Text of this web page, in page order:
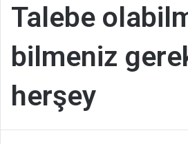
Talebe
bilmeniz
herşey